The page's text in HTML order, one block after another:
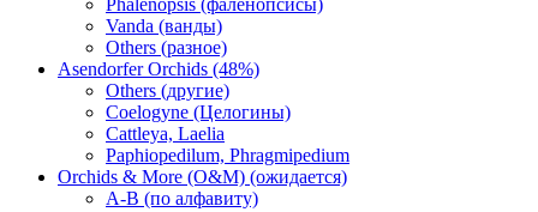
Phalenopsis (фаленопсисы)
Vanda (ванды)
Others (разное)
Asendorfer Orchids (48%)
Others (другие)
Coelogyne (Целогины)
Cattleya, Laelia
Paphiopedilum, Phragmipedium
Orchids & More (O&M) (ожидается)
A-B (по алфавиту)